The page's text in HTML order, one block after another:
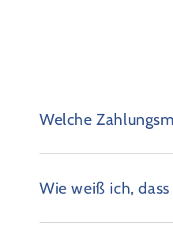
Welche
Wie weiß ich,